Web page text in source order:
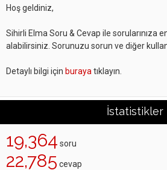
Hoş geldiniz,
Sihirli Elma Soru & Cevap ile sorularınıza
alabilirsiniz. Sorunuzu sorun ve diğer
Detaylı bilgi için buraya tıklayın.
İstatistikler
19,364 soru
22,785 cevap